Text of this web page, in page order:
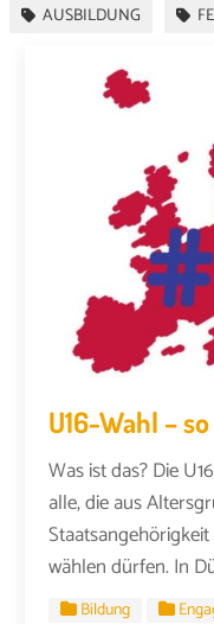
AUSBILDUNG
U16-Wahl – so
Was ist das? Die
alle, die aus
wählen dürfen. In
Bildung